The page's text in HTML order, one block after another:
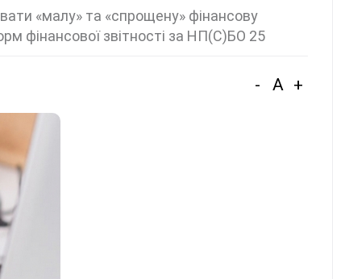
«малу» та «спрощену» фінансову
фінансової звітності за НП(С)БО 25
- A +